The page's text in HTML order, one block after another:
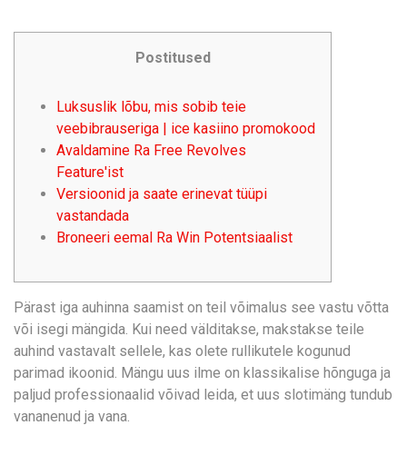
Postitused
Luksuslik lõbu, mis sobib teie
veebibrauseriga | ice kasiino promokood
Avaldamine Ra Free Revolves
Feature'ist
Versioonid ja saate erinevat tüüpi
vastandada
Broneeri eemal Ra Win Potentsiaalist
Pärast iga auhinna saamist on teil võimalus see vastu võtta
või isegi mängida. Kui need välditakse, makstakse teile
auhind vastavalt sellele, kas olete rullikutele kogunud
parimad ikoonid. Mängu uus ilme on klassikalise hõnguga ja
paljud professionaalid võivad leida, et uus slotimäng tundub
vananenud ja vana.